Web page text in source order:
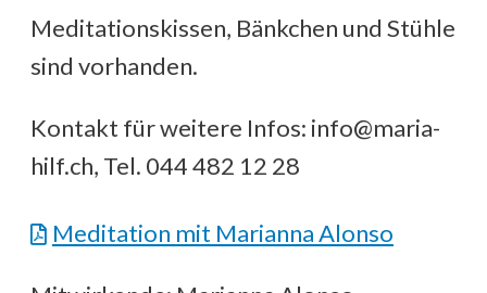
Meditationskissen, Bänkchen und Stühle
sind vorhanden.
Kontakt für weitere Infos: info@maria-
hilf.ch, Tel. 044 482 12 28
Meditation mit Marianna Alonso